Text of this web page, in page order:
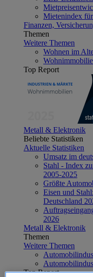
Mietenindex
Finanzen,
Themen
Weitere Themen
Wohnen im
Top Report
Metall & Elektronik
Beliebte Statistiken
Aktuelle Statistiken
Umsatz im
Stahl - Index
2005-2025
Größte
Eisen und
Deutschland
2026
Metall & Elektronik
Themen
Weitere Themen
Top Report